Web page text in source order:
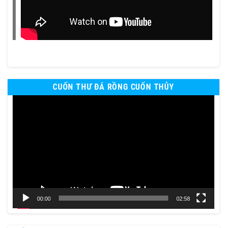
CUỐN THƯ ĐÁ RỒNG CUỐN THỦY
00:00 02:58